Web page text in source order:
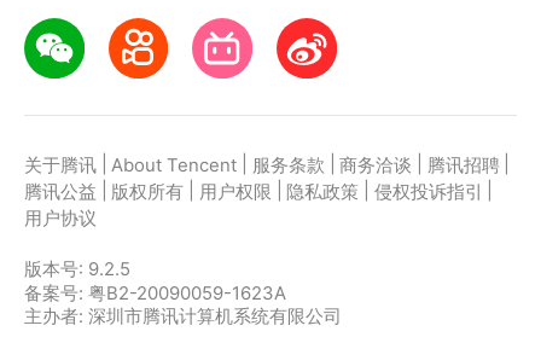
关于腾讯 About Tencent 服务条款 商务洽谈 腾讯招聘
腾讯公益
版权所有 用户权限 隐私政策 侵权投诉指引
用户协议
版本号: 9.2.5
备案号: 粤B2-20090059-1623A
主办者: 深圳市腾讯计算机系统有限公司